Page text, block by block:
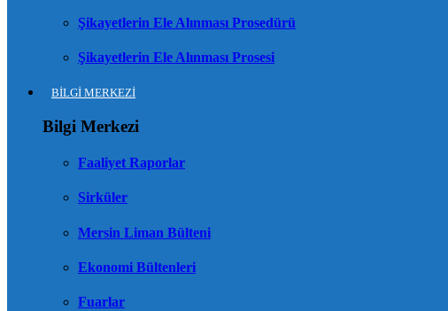
Şikayetlerin Ele Alınması Prosedürü
Şikayetlerin Ele Alınması Prosesi
BİLGİ MERKEZİ
Bilgi Merkezi
Faaliyet Raporlar
Sirküler
Mersin Liman Bülteni
Ekonomi Bültenleri
Fuarlar